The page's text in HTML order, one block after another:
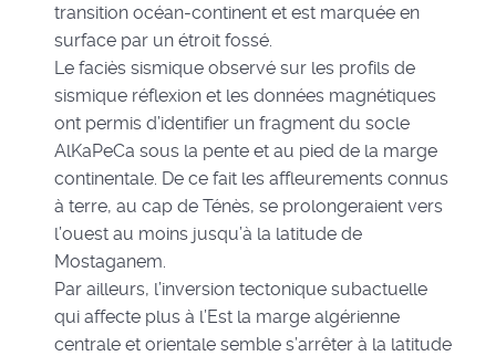
transition océan-continent et est marquée en
surface par un étroit fossé.
Le faciès sismique observé sur les profils de
sismique réflexion et les données magnétiques
ont permis d’identifier un fragment du socle
AlKaPeCa sous la pente et au pied de la marge
continentale. De ce fait les affleurements connus
à terre, au cap de Ténès, se prolongeraient vers
l’ouest au moins jusqu’à la latitude de
Mostaganem.
Par ailleurs, l’inversion tectonique subactuelle
qui affecte plus à l’Est la marge algérienne
centrale et orientale semble s’arrêter à la latitude